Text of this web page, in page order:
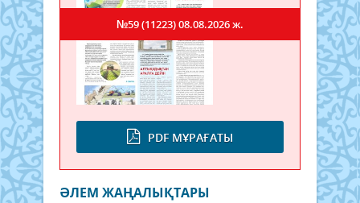
PDF МҰРАҒАТЫ
№59 (11223)08.08.2026 ж.
ӘЛЕМ ЖАҢАЛЫҚТАРЫ